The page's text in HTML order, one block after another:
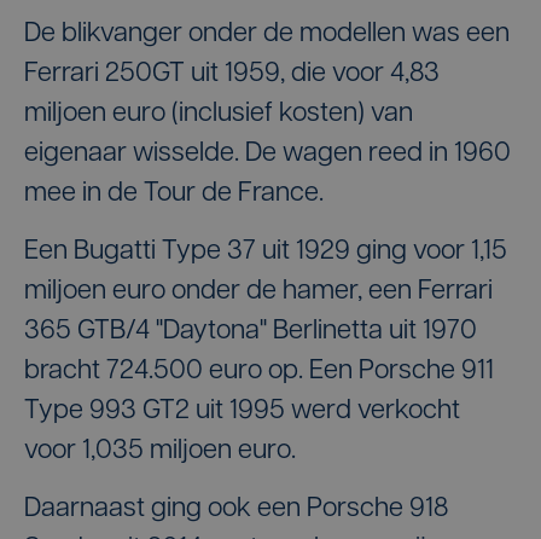
De blikvanger onder de modellen was een
Ferrari 250GT uit 1959, die voor 4,83
miljoen euro (inclusief kosten) van
eigenaar wisselde. De wagen reed in 1960
mee in de Tour de France.
Een Bugatti Type 37 uit 1929 ging voor 1,15
miljoen euro onder de hamer, een Ferrari
365 GTB/4 "Daytona" Berlinetta uit 1970
bracht 724.500 euro op. Een Porsche 911
Type 993 GT2 uit 1995 werd verkocht
voor 1,035 miljoen euro.
Daarnaast ging ook een Porsche 918